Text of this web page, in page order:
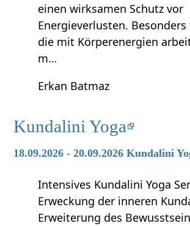
einen wirksamen Schutz vor
Energieverlusten.
die mit Körperenergien
m…
Erkan Batmaz
Kundalini Yoga
18.09.2026 - 20.09.2026 Kundalini
Intensives Kundalini Yoga
Erweckung der inneren
Erweiterung des